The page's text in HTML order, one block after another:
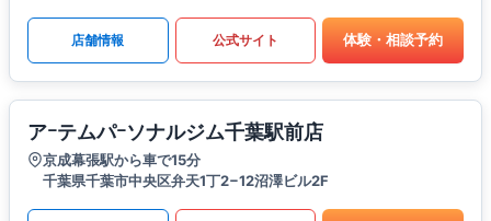
店舗情報 公式サイト 体験・相談予約
アｰテムパｰソナルジム千葉駅前店
京成幕張駅から車で15分
千葉県千葉市中央区弁天1丁2−12沼澤ビル2F